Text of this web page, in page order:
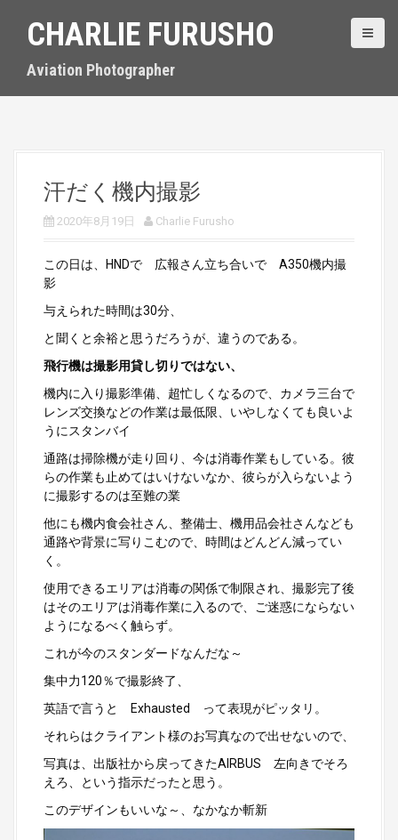
CHARLIE FURUSHO
Aviation Photographer
汗だく機内撮影
2020年8月19日 Charlie Furusho
この日は、HNDで 広報さん立ち合いで A350機内撮
影
与えられた時間は30分、
と聞くと余裕と思うだろうが、違うのである。
飛行機は撮影用貸し切りではない、
機内に入り撮影準備、超忙しくなるので、カメラ三台で
レンズ交換などの作業は最低限、いやしなくても良いよ
うにスタンバイ
通路は掃除機が走り回り、今は消毒作業もしている。彼
らの作業も止めてはいけないなか、彼らが入らないよう
に撮影するのは至難の業
他にも機内食会社さん、整備士、機用品会社さんなども
通路や背景に写りこむので、時間はどんどん減ってい
く。
使用できるエリアは消毒の関係で制限され、撮影完了後
はそのエリアは消毒作業に入るので、ご迷惑にならない
ようになるべく触らず。
これが今のスタンダードなんだな～
集中力120％で撮影終了、
英語で言うと Exhausted って表現がピッタリ。
それらはクライアント様のお写真なので出せないので、
写真は、出版社から戻ってきたAIRBUS 左向きでそろ
えろ、という指示だったと思う。
このデザインもいいな～、なかなか斬新